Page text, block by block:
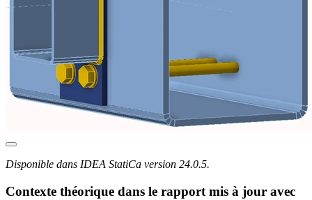
Disponible dans IDEA StatiCa version 24.0.5.
Contexte théorique dans le rapport mis à jour avec